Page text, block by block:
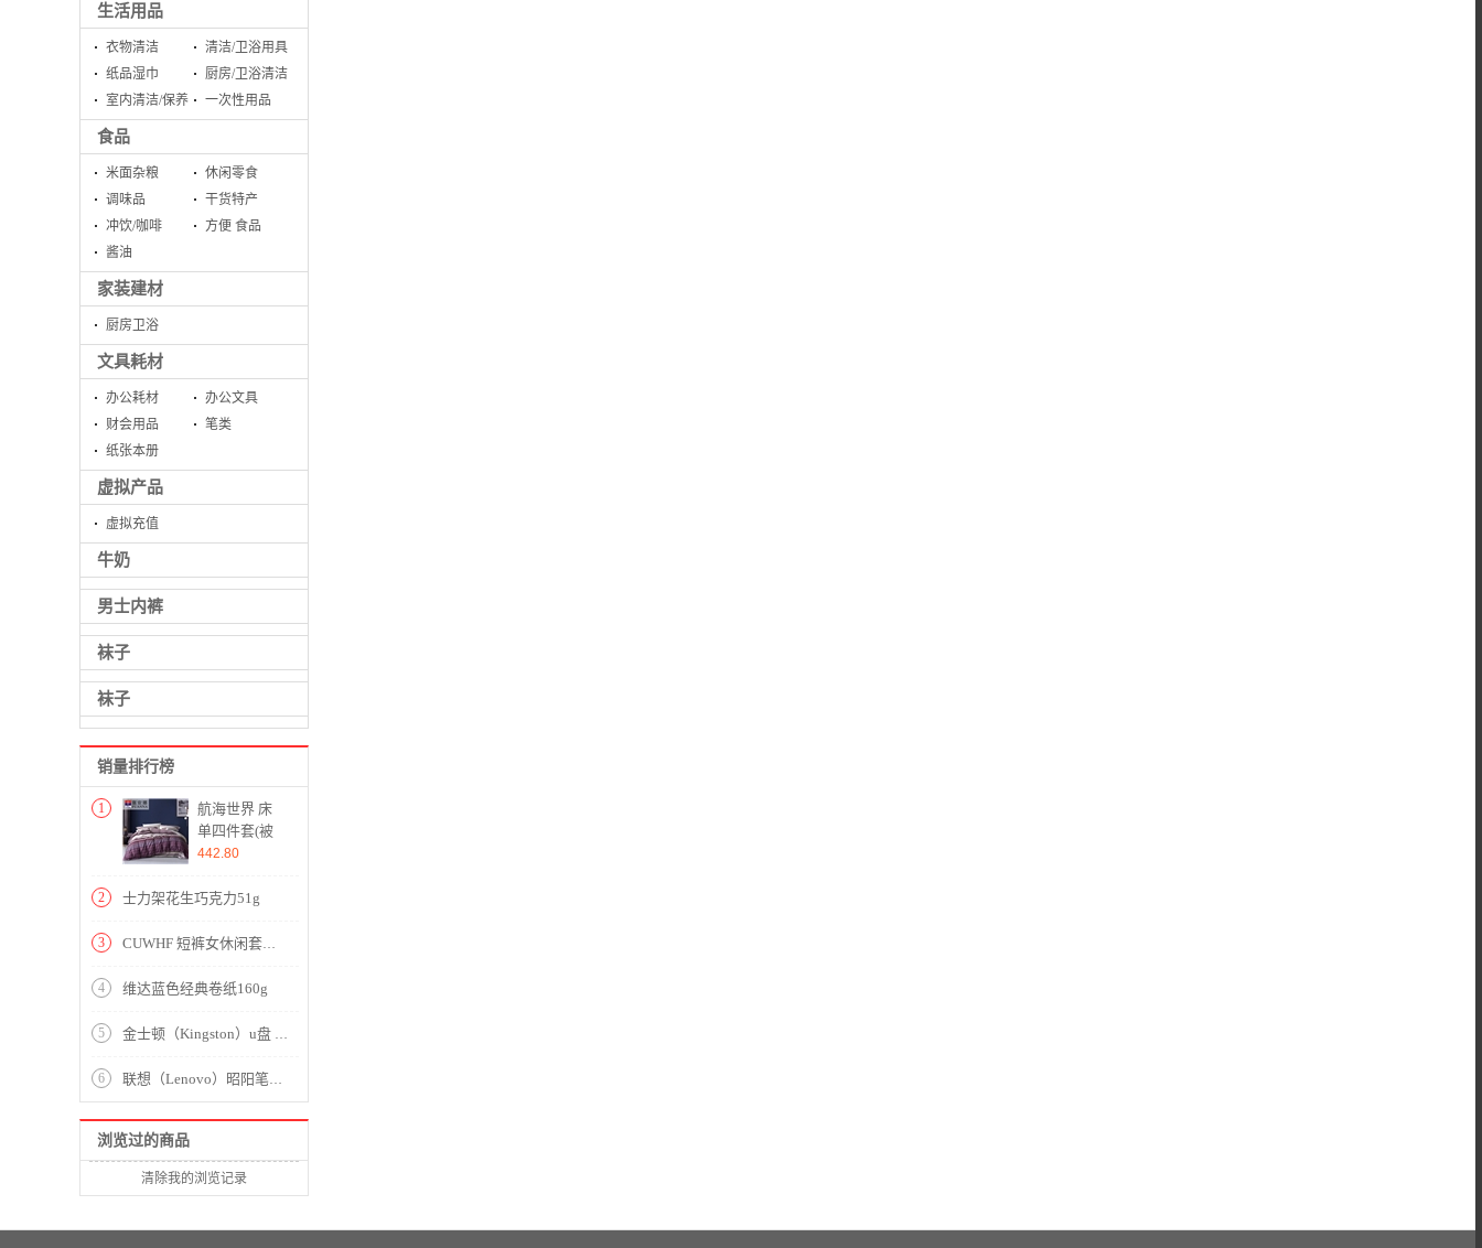
生活用品
衣物清洁
清洁/卫浴用具
纸品湿巾
厨房/卫浴清洁
室内清洁/保养
一次性用品
食品
米面杂粮
休闲零食
调味品
干货特产
冲饮/咖啡
方便 食品
酱油
家装建材
厨房卫浴
文具耗材
办公耗材
办公文具
财会用品
笔类
纸张本册
虚拟产品
虚拟充值
牛奶
男士内裤
袜子
袜子
销量排行榜
1
航海世界 床
单四件套(被
套1件床单1件
1.8米床)【纯
442.80
2 士力架花生巧克力51g
3 CUWHF 短裤女休闲套装女短裤运动服夏季新款2020时尚胖MM大码短袖T恤两件套潮 绿色 L
4 维达蓝色经典卷纸160g
5 金士顿（Kingston）u盘 USB3.1 DT106系统投标车载高速U盘优盘 黑红款 精英版 32G
6 联想（Lenovo）昭阳笔记本电脑K43C-80 Intel酷睿I7-8550U 1.8GHz四核 8G-DDR4内存 1T SATA硬盘＋256G固态硬盘 2G独显 中兴新支点v3/一年保修/14英寸 含包鼠
浏览过的商品
清除我的浏览记录